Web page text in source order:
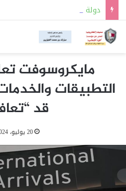
مايكروسوفت
التطبيقات
قد
20 يوليو، 2024